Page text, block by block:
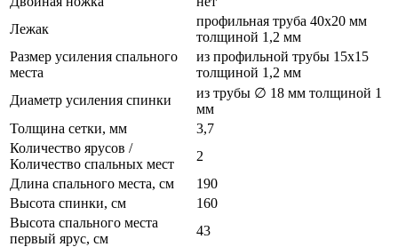
Лежак
профильная труба 40х20 мм
толщиной 1,2 мм
Размер усиления спального
места
из профильной трубы 15х15
толщиной 1,2 мм
Диаметр усиления спинки
из трубы ∅ 18 мм толщиной 1
мм
Толщина сетки, мм
3,7
Количество ярусов /
Количество спальных мест
2
Длина спального места, см
190
Высота спинки, см
160
Высота спального места
первый ярус, см
43